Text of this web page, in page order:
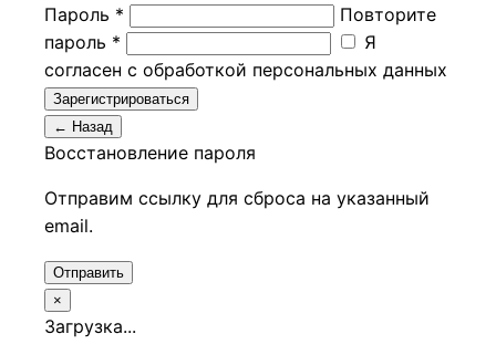
Пароль *
Повторите
пароль *
Я
согласен с обработкой персональных данных
Зарегистрироваться
← Назад
Восстановление пароля
Отправим ссылку для сброса на указанный
email.
Отправить
×
Загрузка...